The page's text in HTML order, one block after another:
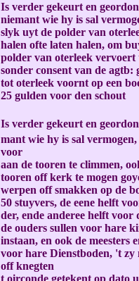
Is verder gekeurt en
niemant wie hy is sal
slyk uyt de polder van
halen ofte laten halen, om
polder van oterleek vervoert
sonder consent van de agtb:
tot oterleek voornt op een
25 gulden voor den schout
Is verder gekeurt en
mant wie hy is sal
voor
aan de tooren te climmen,
tooren off kerk te mogen
werpen off smakken op de
50 stuyvers, de eene helft
der, ende anderee helft voor
de ouders sullen voor hare
instaan, en ook de meesters
voor hare Dienstboden, 't zy
off knegten